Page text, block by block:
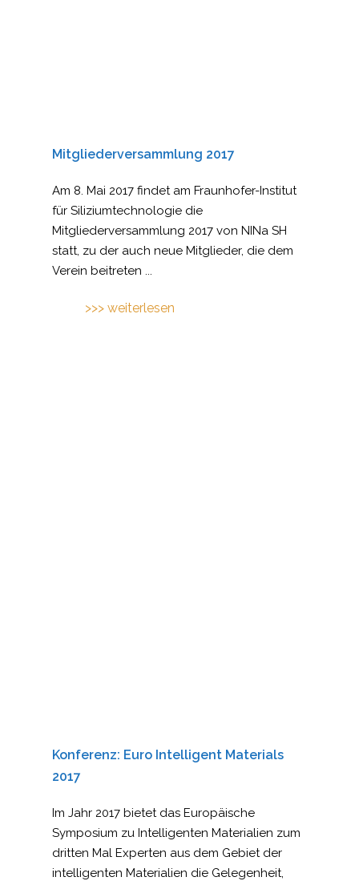
Mitgliederversammlung 2017
Am 8. Mai 2017 findet am Fraunhofer-Institut
für Siliziumtechnologie die
Mitgliederversammlung 2017 von NINa SH
statt, zu der auch neue Mitglieder, die dem
Verein beitreten ...
>>> weiterlesen
Konferenz: Euro Intelligent Materials
2017
Im Jahr 2017 bietet das Europäische
Symposium zu Intelligenten Materialien zum
dritten Mal Experten aus dem Gebiet der
intelligenten Materialien die Gelegenheit,